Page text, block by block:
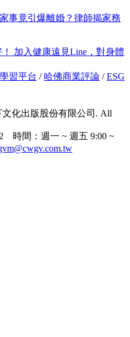
事竟引爆離婚？律師揭家務
加入健康遠見Line，對身體
習平台 / 哈佛商業評論 /ESG
文化出版股份有限公司. All
時間：週一 ~ 週五 9:00 ~